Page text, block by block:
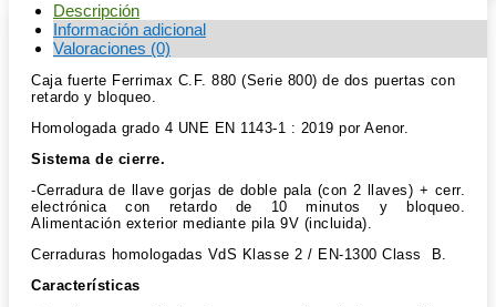
Descripción
Información adicional
Valoraciones (0)
Caja fuerte Ferrimax C.F. 880 (Serie 800) de dos puertas con
retardo y bloqueo.
Homologada grado 4 UNE EN 1143-1 : 2019 por Aenor.
Sistema de cierre.
-Cerradura de llave gorjas de doble pala (con 2 llaves) + cerr.
electrónica con retardo de 10 minutos y bloqueo.
Alimentación exterior mediante pila 9V (incluida).
Cerraduras homologadas VdS Klasse 2 / EN-1300 Class B.
Características